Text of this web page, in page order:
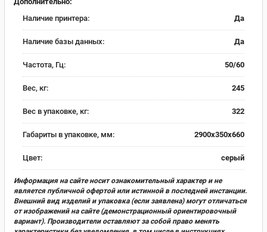
Наличие принтера:
Да
Наличие базы данных: Да
Частота, Гц: 50/60
Вес, кг: 245
Вес в упаковке, кг: 322
Габариты в упаковке, мм: 2900х350х660
Цвет: серый
Информация на сайте носит ознакомительный характер и не
является публичной офертой или истинной в последней инстанции.
Внешний вид изделий и упаковка (если заявлена) могут отличаться
от изображений на сайте (демонстрационный ориентировочный
вариант). Производители оставляют за собой право менять